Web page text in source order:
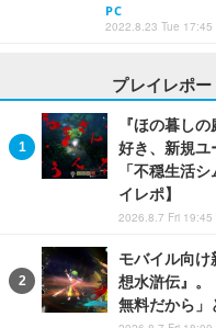
PC
2022.8.23 Tue 17:45
プレイレポ
『ほの暮し
好き、新規ユ
「不穏生活
イレポ】
2026.8.7 Fri 19:45
モバイル向け
想水滸伝』
無料だから」